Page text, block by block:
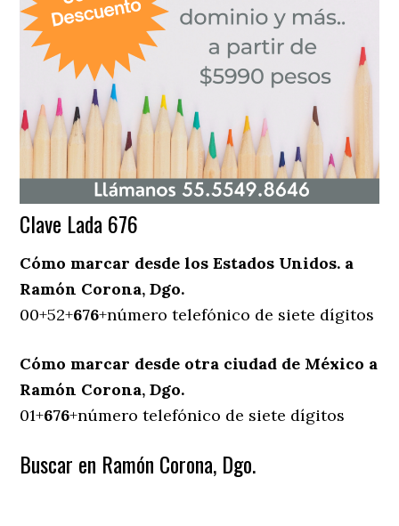
Clave Lada 676
Cómo marcar desde los Estados Unidos. a
Ramón Corona, Dgo.
00+52+676+número telefónico de siete dígitos
Cómo marcar desde otra ciudad de México a
Ramón Corona, Dgo.
01+676+número telefónico de siete dígitos
Buscar en Ramón Corona, Dgo.